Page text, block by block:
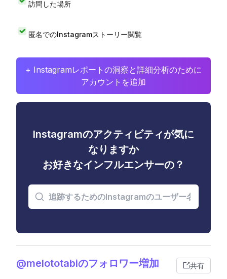
訪問した場所
匿名でのInstagramストーリー閲覧
+ Instagramレポートの洞察と詳細分析のために
アカウントを追加
Instagramのアクティビティが気に
なりますか
お好きなインフルエンサーの？
@melototabiのフォロワー増加 共有